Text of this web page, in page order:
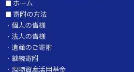
■ ホーム
■ 寄附の方法
・ 個人の皆様
・ 法人の皆様
・ 遺産のご寄附
・ 継続寄附
・ 現物資産活用基金